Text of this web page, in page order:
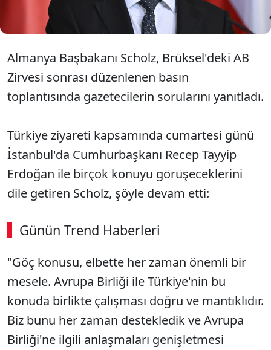
Almanya Başbakanı Scholz, Brüksel'deki AB
Zirvesi sonrası düzenlenen basın
toplantısında gazetecilerin sorularını yanıtladı.
Türkiye ziyareti kapsamında cumartesi günü
İstanbul'da Cumhurbaşkanı Recep Tayyip
Erdoğan ile birçok konuyu görüşeceklerini
dile getiren Scholz, şöyle devam etti:
Günün Trend Haberleri
"Göç konusu, elbette her zaman önemli bir
mesele. Avrupa Birliği ile Türkiye'nin bu
konuda birlikte çalışması doğru ve mantıklıdır.
Biz bunu her zaman destekledik ve Avrupa
Birliği'ne ilgili anlaşmaları genişletmesi